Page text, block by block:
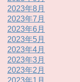
2023年8月
2023年7月
2023年6月
2023年5月
2023年4月
2023年3月
2023年2月
2023年1月